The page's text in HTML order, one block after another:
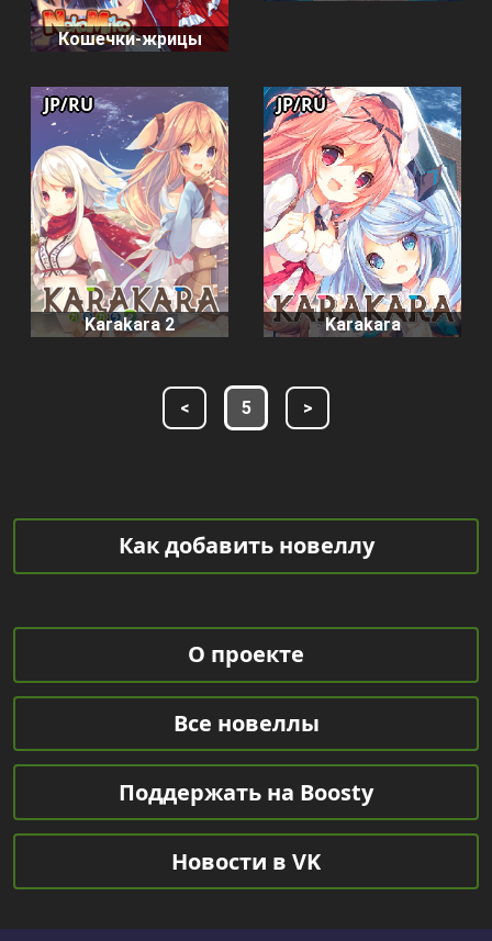
Кошечки-жрицы
Karakara 2
JP/RU
Karakara
JP/RU
< 5 >
Как добавить новеллу
О проекте
Все новеллы
Поддержать на Boosty
Новости в VK